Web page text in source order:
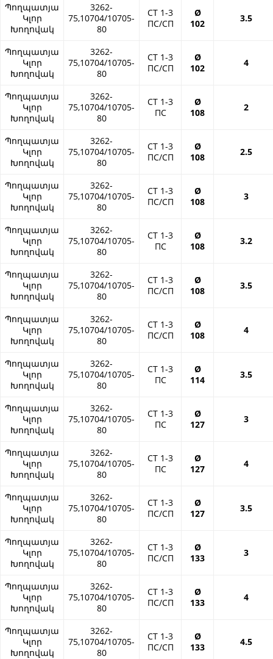
Պողպատյա
Կլոր
Խողովակ
3262-
75,10704/10705-
80
СТ 1-3
ПС/СП
Ø
102
3.5
Պողպատյա
Կլոր
Խողովակ
3262-
75,10704/10705-
80
СТ 1-3
ПС/СП
Ø
102
4
Պողպատյա
Կլոր
Խողովակ
3262-
75,10704/10705-
80
СТ 1-3
ПС
Ø
108
2
Պողպատյա
Կլոր
Խողովակ
3262-
75,10704/10705-
80
СТ 1-3
ПС/СП
Ø
108
2.5
Պողպատյա
Կլոր
Խողովակ
3262-
75,10704/10705-
80
СТ 1-3
ПС/СП
Ø
108
3
Պողպատյա
Կլոր
Խողովակ
3262-
75,10704/10705-
80
СТ 1-3
ПС
Ø
108
3.2
Պողպատյա
Կլոր
Խողովակ
3262-
75,10704/10705-
80
СТ 1-3
ПС/СП
Ø
108
3.5
Պողպատյա
Կլոր
Խողովակ
3262-
75,10704/10705-
80
СТ 1-3
ПС/СП
Ø
108
4
Պողպատյա
Կլոր
Խողովակ
3262-
75,10704/10705-
80
СТ 1-3
ПС
Ø
114
3.5
Պողպատյա
Կլոր
Խողովակ
3262-
75,10704/10705-
80
СТ 1-3
ПС
Ø
127
3
Պողպատյա
Կլոր
Խողովակ
3262-
75,10704/10705-
80
СТ 1-3
ПС
Ø
127
4
Պողպատյա
Կլոր
Խողովակ
3262-
75,10704/10705-
80
СТ 1-3
ПС/СП
Ø
127
3.5
Պողպատյա
Կլոր
Խողովակ
3262-
75,10704/10705-
80
СТ 1-3
ПС/СП
Ø
133
3
Պողպատյա
Կլոր
Խողովակ
3262-
75,10704/10705-
80
СТ 1-3
ПС/СП
Ø
133
4
Պողպատյա
Կլոր
Խողովակ
3262-
75,10704/10705-
80
СТ 1-3
ПС/СП
Ø
133
4.5